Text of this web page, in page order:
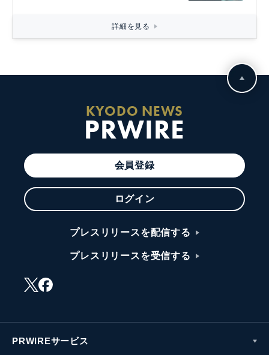
詳細を見る
KYODO NEWS
PRWIRE
会員登録
ログイン
プレスリリースを配信する
プレスリリースを受信する
PRWIREサービス